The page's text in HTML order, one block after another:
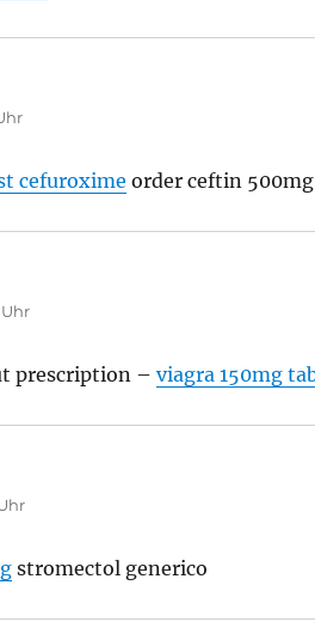
cefuroxime order ceftin
prescription –viagra 150mg
stromectol generico